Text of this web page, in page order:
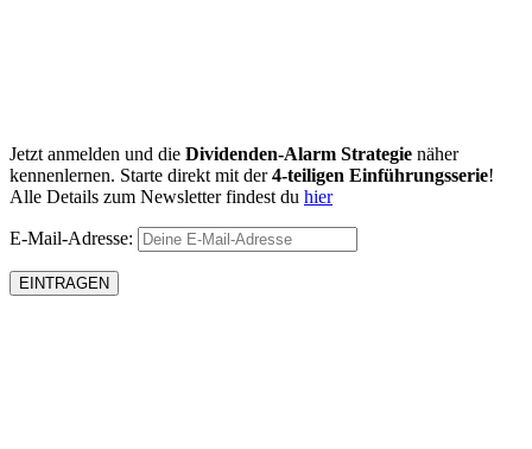
Jetzt anmelden und die Dividenden-Alarm Strategie näher
kennenlernen. Starte direkt mit der4-teiligen Einführungsserie!
Alle Details zum Newsletter findest du hier
E-Mail-Adresse: